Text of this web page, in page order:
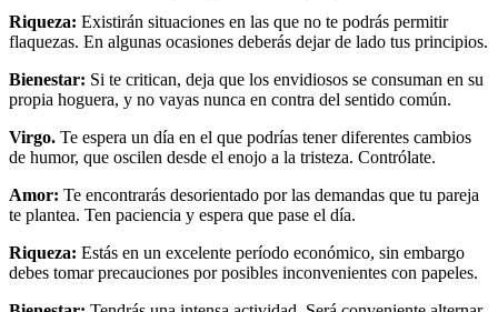
Riqueza: Existirán situaciones en las que no te podrás permitir
flaquezas. En algunas ocasiones deberás dejar de lado tus principios.
Bienestar: Si te critican, deja que los envidiosos se consuman en su
propia hoguera, y no vayas nunca en contra del sentido común.
Virgo. Te espera un día en el que podrías tener diferentes cambios
de humor, que oscilen desde el enojo a la tristeza. Contrólate.
Amor: Te encontrarás desorientado por las demandas que tu pareja
te plantea. Ten paciencia y espera que pase el día.
Riqueza: Estás en un excelente período económico, sin embargo
debes tomar precauciones por posibles inconvenientes con papeles.